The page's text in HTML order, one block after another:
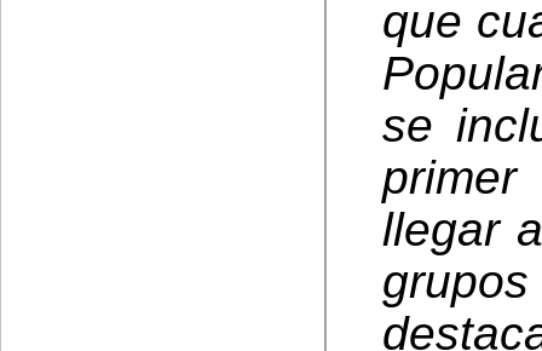
que
se
llegar